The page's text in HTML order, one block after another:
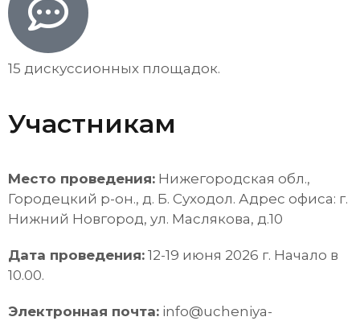
15 дискуссионных площадок.
Участникам
Место проведения: Нижегородская обл.,
Городецкий р-он., д. Б. Суходол. Адрес офиса: г.
Нижний Новгород, ул. Маслякова, д.10
Дата проведения: 12-19 июня 2026 г. Начало в
10.00.
Электронная почта: info@ucheniya-